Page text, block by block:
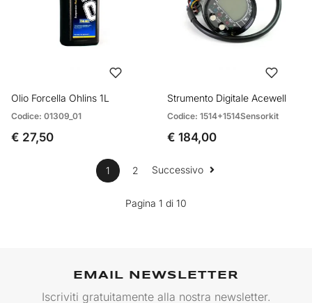
Olio Forcella Ohlins 1L
Codice: 01309_01
€ 27,50
Strumento Digitale Acewell
Codice: 1514+1514Sensorkit
€ 184,00
1 2 Successivo
Pagina 1 di 10
EMAIL NEWSLETTER
Iscriviti gratuitamente alla nostra newsletter.